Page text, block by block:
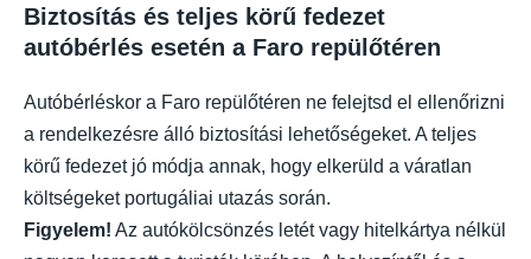
Biztosítás és teljes körű fedezet
autóbérlés esetén a Faro repülőtéren
Autóbérléskor a Faro repülőtéren ne felejtsd el ellenőrizni
a rendelkezésre álló biztosítási lehetőségeket. A teljes
körű fedezet jó módja annak, hogy elkerüld a váratlan
költségeket portugáliai utazás során.
Figyelem! Az autókölcsönzés letét vagy hitelkártya nélkül